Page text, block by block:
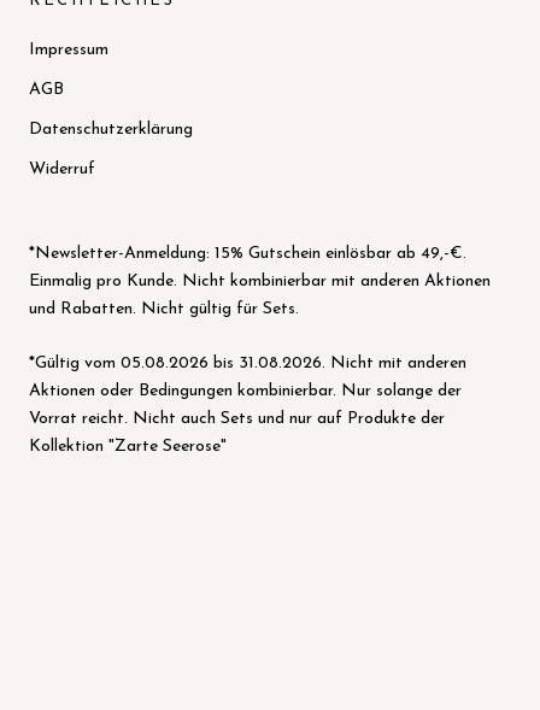
Impressum
AGB
Datenschutzerklärung
Widerruf
*Newsletter-Anmeldung: 15% Gutschein einlösbar ab 49,-€.
Einmalig pro Kunde. Nicht kombinierbar mit anderen Aktionen
und Rabatten. Nicht gültig für Sets.
*Gültig vom 05.08.2026 bis 31.08.2026. Nicht mit anderen
Aktionen oder Bedingungen kombinierbar. Nur solange der
Vorrat reicht. Nicht auch Sets und nur auf Produkte der
Kollektion "Zarte Seerose"